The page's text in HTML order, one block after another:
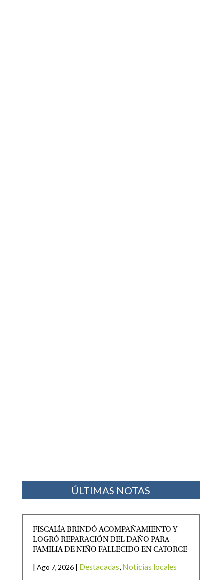
ÚLTIMAS NOTAS
FISCALÍA BRINDÓ ACOMPAÑAMIENTO Y
LOGRÓ REPARACIÓN DEL DAÑO PARA
FAMILIA DE NIÑO FALLECIDO EN CATORCE
| Ago 7, 2026 | Destacadas, Noticias locales